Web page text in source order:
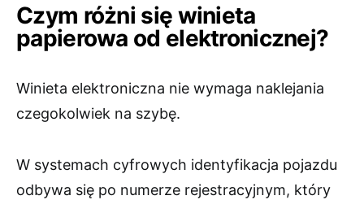
Czym różni się winieta
papierowa od elektronicznej?
Winieta elektroniczna nie wymaga naklejania
czegokolwiek na szybę.
W systemach cyfrowych identyfikacja pojazdu
odbywa się po numerze rejestracyjnym, który